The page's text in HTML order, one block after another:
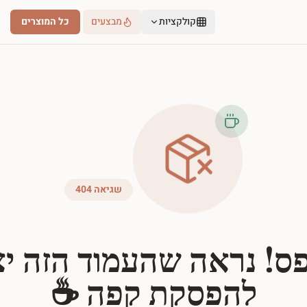
קולקציות מבצעים כל המוצרים
שגיאה 404
נראה שהעמוד הזה
להפסקת קפה ☕